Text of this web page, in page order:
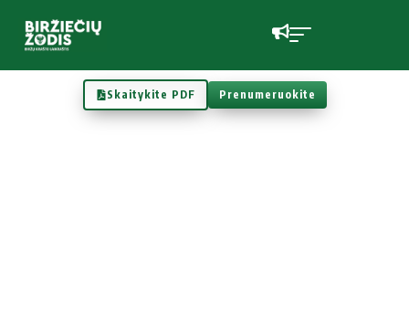
Skaitykite PDF Prenumeruokite